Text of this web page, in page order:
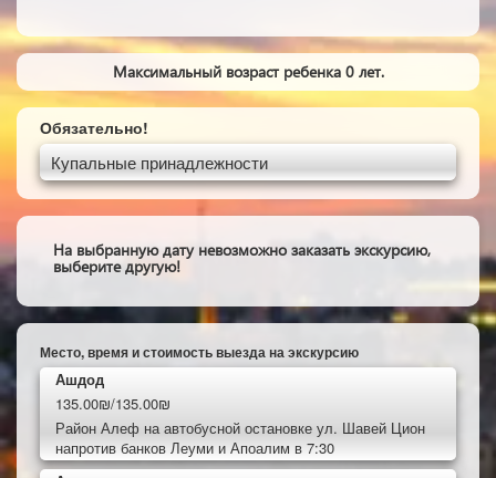
Максимальный возраст ребенка 0 лет.
Обязательно!
Купальные принадлежности
На выбранную дату невозможно заказать экскурсию,
выберите другую!
Место, время и стоимость выезда на экскурсию
Ашдод
135.00₪/135.00₪
Район Алеф на автобусной остановке ул. Шавей Цион
напротив банков Леуми и Апоалим в 7:30